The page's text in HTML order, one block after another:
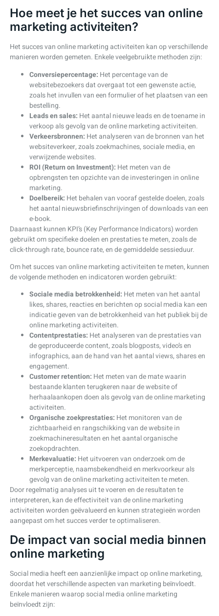
Hoe meet je het succes van online
marketing activiteiten?
Het succes van online marketing activiteiten kan op verschillende
manieren worden gemeten. Enkele veelgebruikte methoden zijn:
Conversiepercentage: Het percentage van de
websitebezoekers dat overgaat tot een gewenste actie,
zoals het invullen van een formulier of het plaatsen van een
bestelling.
Leads en sales: Het aantal nieuwe leads en de toename in
verkoop als gevolg van de online marketing activiteiten.
Verkeersbronnen: Het analyseren van de bronnen van het
websiteverkeer, zoals zoekmachines, sociale media, en
verwijzende websites.
ROI (Return on Investment): Het meten van de
opbrengsten ten opzichte van de investeringen in online
marketing.
Doelbereik: Het behalen van vooraf gestelde doelen, zoals
het aantal nieuwsbriefinschrijvingen of downloads van een
e-book.
Daarnaast kunnen KPI’s (Key Performance Indicators) worden
gebruikt om specifieke doelen en prestaties te meten, zoals de
click-through rate, bounce rate, en de gemiddelde sessieduur.
Om het succes van online marketing activiteiten te meten, kunnen
de volgende methoden en indicatoren worden gebruikt:
Sociale media betrokkenheid: Het meten van het aantal
likes, shares, reacties en berichten op social media kan een
indicatie geven van de betrokkenheid van het publiek bij de
online marketing activiteiten.
Contentprestaties: Het analyseren van de prestaties van
de geproduceerde content, zoals blogposts, video’s en
infographics, aan de hand van het aantal views, shares en
engagement.
Customer retention: Het meten van de mate waarin
bestaande klanten terugkeren naar de website of
herhaalaankopen doen als gevolg van de online marketing
activiteiten.
Organische zoekprestaties: Het monitoren van de
zichtbaarheid en rangschikking van de website in
zoekmachineresultaten en het aantal organische
zoekopdrachten.
Merkevaluatie: Het uitvoeren van onderzoek om de
merkperceptie, naamsbekendheid en merkvoorkeur als
gevolg van de online marketing activiteiten te meten.
Door regelmatig analyses uit te voeren en de resultaten te
interpreteren, kan de effectiviteit van de online marketing
activiteiten worden geëvalueerd en kunnen strategieën worden
aangepast om het succes verder te optimaliseren.
De impact van social media binnen
online marketing
Social media heeft een aanzienlijke impact op online marketing,
doordat het verschillende aspecten van marketing beïnvloedt.
Enkele manieren waarop social media online marketing
beïnvloedt zijn: